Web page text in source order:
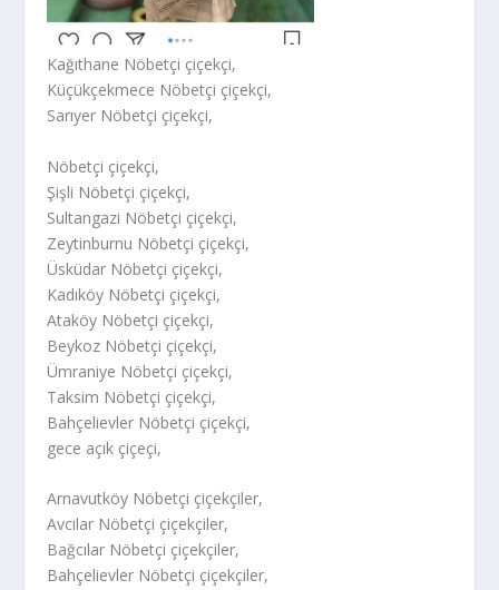
Kağıthane Nöbetçi çiçekçi,
Küçükçekmece Nöbetçi çiçekçi,
Sarıyer Nöbetçi çiçekçi,
Nöbetçi çiçekçi,
Şişli Nöbetçi çiçekçi,
Sultangazi Nöbetçi çiçekçi,
Zeytinburnu Nöbetçi çiçekçi,
Üsküdar Nöbetçi çiçekçi,
Kadıköy Nöbetçi çiçekçi,
Ataköy Nöbetçi çiçekçi,
Beykoz Nöbetçi çiçekçi,
Ümraniye Nöbetçi çiçekçi,
Taksim Nöbetçi çiçekçi,
Bahçelievler Nöbetçi çiçekçi,
gece açık çiçeçi,
Arnavutköy Nöbetçi çiçekçiler,
Avcılar Nöbetçi çiçekçiler,
Bağcılar Nöbetçi çiçekçiler,
Bahçelievler Nöbetçi çiçekçiler,